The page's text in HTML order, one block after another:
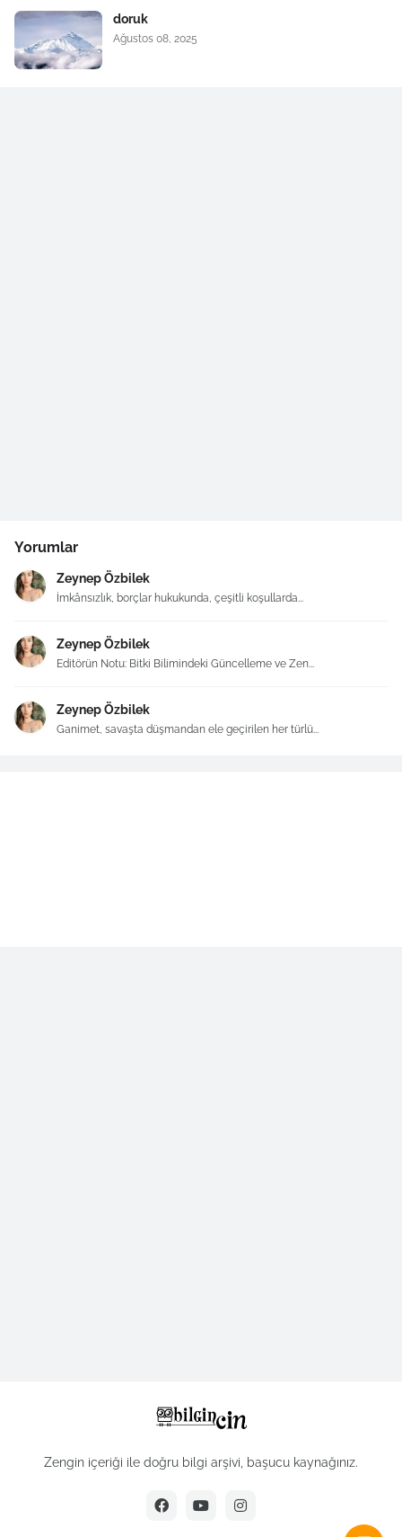
doruk
Ağustos 08, 2025
Yorumlar
Zeynep Özbilek
İmkânsızlık, borçlar hukukunda, çeşitli koşullarda...
Zeynep Özbilek
Editörün Notu: Bitki Bilimindeki Güncelleme ve Zen...
Zeynep Özbilek
Ganimet, savaşta düşmandan ele geçirilen her türlü...
Zengin içeriği ile doğru bilgi arşivi, başucu kaynağınız.